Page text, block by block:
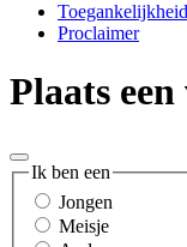
Toegankelijkheid
Proclaimer
Plaats
Ik ben een
Jongen
Meisje